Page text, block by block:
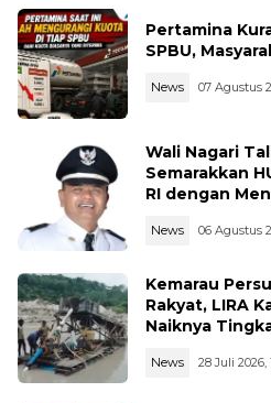
Pertamina
SPBU,
News 07 Agustus
Wali Nagari
Semarakkan
RI dengan
News 06 Agustus
Kemarau
Rakyat, LIRA
Naiknya
News 28 Juli 2026,